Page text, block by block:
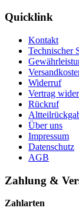
Quicklink
Kontakt
Technischer
Widerruf
Vertrag
Rückruf
Über uns
Impressum
Datenschutz
AGB
Zahlung &
Zahlarten